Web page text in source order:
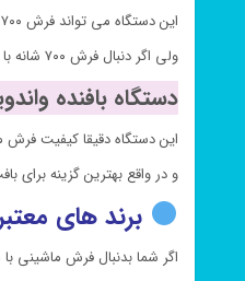
این دستگاه می تواند فرش ۷۰۰ شانه با تراکم های بالاتر ۲۲۵۰ نیز تولید کند اما راندمان و کیفیت فرش شما پایین می آید.
ولی اگر دنبال فرش ۷۰۰ شانه با تراکم ۲۲۵۰ با کیفیت عالی هستید این فرش با بافت شونهر بهترین گزینه میباشد.
دستگاه بافنده
این دستگاه دقیقا کیفیت فرش ماشینی با شانه ۷۰۰ و تراکم
و در واقع بهترین گزینه برای بافت فرش ۷۰۰ شانه با
برند های معتبر برای
اگر شما بدنبال فرش ماشینی با شانه واقعی ۷۰۰ و تراکم ۲۵۵۰ هستید باید فرش خود را از یک برند معروف در زمینه بافت فرش تهیه